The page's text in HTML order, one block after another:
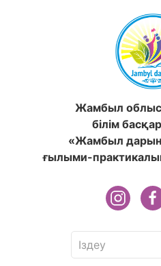
Жамбыл облысы
білім
«Жамбыл
ғылыми-